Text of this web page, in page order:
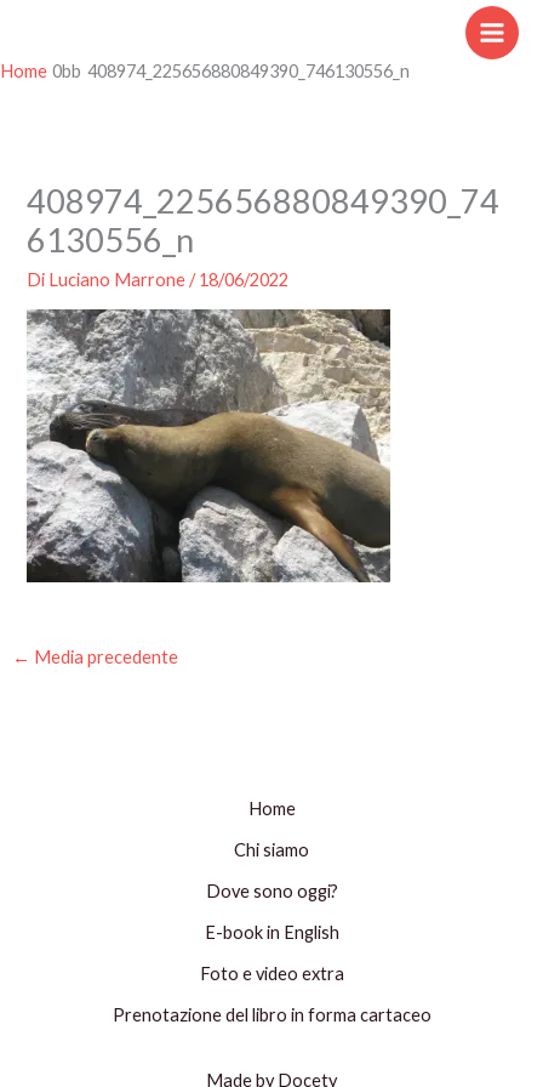
contenuto
Home 408974_225656880849390_746130556_n
408974_225656880849390_74
6130556_n
Di Luciano Marrone/18/06/2022
← Media precedente
Home
Chi siamo
Dove sono oggi?
E-book in English
Foto e video extra
Prenotazione del libro in forma cartaceo
Made by Docety